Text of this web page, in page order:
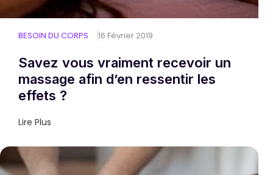
Savez vous vraiment recevoir un
massage afin dʼen ressentir les
effets ?
16 Février 2019
BESOIN DU CORPS
Lire Plus